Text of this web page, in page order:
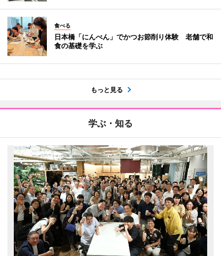
食べる
日本橋「にんべん」でかつお節削り体験 老舗で和
食の基礎を学ぶ
もっと見る
学ぶ・知る